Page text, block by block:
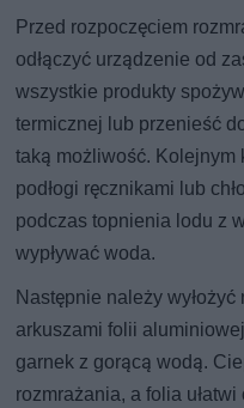
Przed rozpoczęciem
odłączyć urządzenie od
wszystkie produkty
termicznej lub przenieść
taką możliwość. Kolejnym
podłogi ręcznikami lub
podczas topnienia lodu z
wypływać woda.
Następnie należy
arkuszami folii
garnek z gorącą wodą.
rozmrażania, a folia